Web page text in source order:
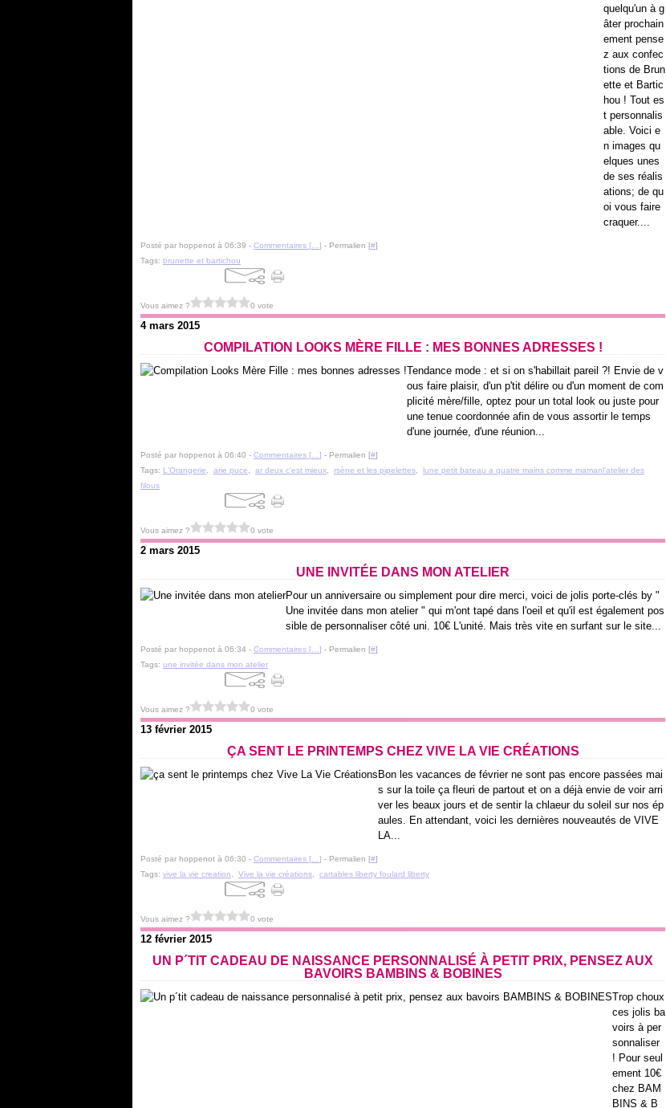
quelqu'un à g
âter prochain
ement pense
z aux confec
tions de Brun
ette et Bartic
hou ! Tout es
t personnalis
able. Voici e
n images qu
elques unes
de ses réalis
ations; de qu
oi vous faire
craquer....
Posté par hoppenot à 06:39 - Commentaires [ ] - Permalien [#]
Tags: brunette et bartichou
Vous aimez ? 0 vote
4 mars 2015
COMPILATION LOOKS MÈRE FILLE : MES BONNES ADRESSES !
Tendance mode : et si on s'habillait pareil ?! Envie de v
ous faire plaisir, d'un p'tit délire ou d'un moment de com
plicité mère/fille, optez pour un total look ou juste pour
une tenue coordonnée afin de vous assortir le temps
d'une journée, d'une réunion...
Posté par hoppenot à 06:40 - Commentaires [ ] - Permalien [#]
Tags: L'Orangerie arie puce ar deux c'est mieux rsène et les pipelettes
lune petit bateau a quatre mains comme mamanl'atelier des
filous
Vous aimez ? 0 vote
2 mars 2015
UNE INVITÉE DANS MON ATELIER
Pour un anniversaire ou simplement pour dire merci, voici de jolis porte-clés by "
Une invitée dans mon atelier " qui m'ont tapé dans l'oeil et qu'il est également pos
sible de personnaliser côté uni. 10€ L'unité. Mais très vite en surfant sur le site...
Posté par hoppenot à 06:34 - Commentaires [ ] - Permalien [#]
Tags: une invitée dans mon atelier
Vous aimez ? 0 vote
13 février 2015
ÇA SENT LE PRINTEMPS CHEZ VIVE LA VIE CRÉATIONS
Bon les vacances de février ne sont pas encore passées mai
s sur la toile ça fleuri de partout et on a déjà envie de voir arri
ver les beaux jours et de sentir la chlaeur du soleil sur nos ép
aules. En attendant, voici les dernières nouveautés de VIVE
LA...
Posté par hoppenot à 06:30 - Commentaires [ ] - Permalien [#]
Tags: vive la vie creation Vive la vie créations cartables liberty foulard liberty
Vous aimez ? 0 vote
12 février 2015
UN P´TIT CADEAU DE NAISSANCE PERSONNALISÉ À PETIT PRIX, PENSEZ AUX
BAVOIRS BAMBINS & BOBINES
Trop choux
ces jolis ba
voirs à per
sonnaliser
! Pour seul
ement 10€
chez BAM
BINS & B